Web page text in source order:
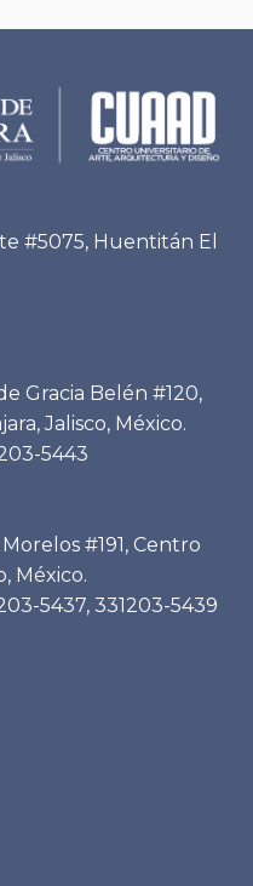
#5075, Huentitán El
Gracia Belén #120,
Jalisco, México.
5443
#191, Centro
México.
5437, 331203-5439